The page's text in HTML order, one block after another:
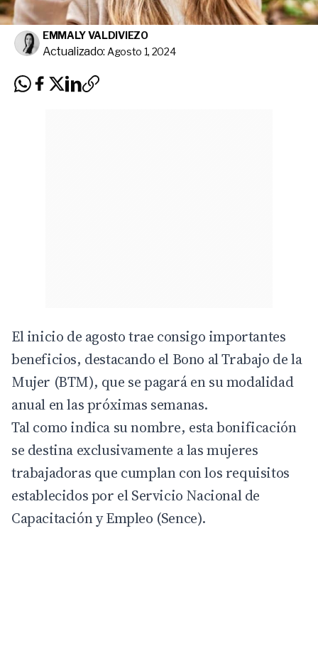
EMMALY VALDIVIEZO
Actualizado: Agosto 1, 2024
El inicio de agosto trae consigo importantes
beneficios, destacando el Bono al Trabajo de la
Mujer (BTM), que se pagará en su modalidad
anual en las próximas semanas.
Tal como indica su nombre, esta bonificación
se destina exclusivamente a las mujeres
trabajadoras que cumplan con los requisitos
establecidos por elServicio Nacional de
Capacitación y Empleo (Sence).